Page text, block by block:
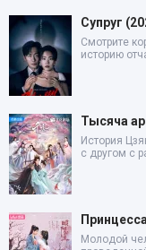
Супруг
Смотрите
историю
Тысяча
История
с другом с
Молодой